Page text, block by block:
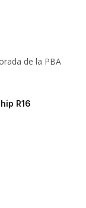
de la PBA
R16